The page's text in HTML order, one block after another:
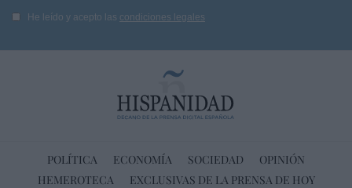
He leído y acepto las condiciones legales
POLÍTICA ECONOMÍA SOCIEDAD
OPINIÓN
HEMEROTECA
EXCLUSIVAS DE LA PRENSA DE HOY